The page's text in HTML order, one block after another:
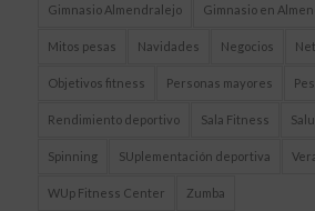
Gimnasio Almendralejo Gimnasio en
Mitos pesas Navidades Negocios
Objetivos fitness Personas mayores
Rendimiento deportivo Sala Fitness
Spinning SUplementación deportiva
WUp Fitness Center Zumba